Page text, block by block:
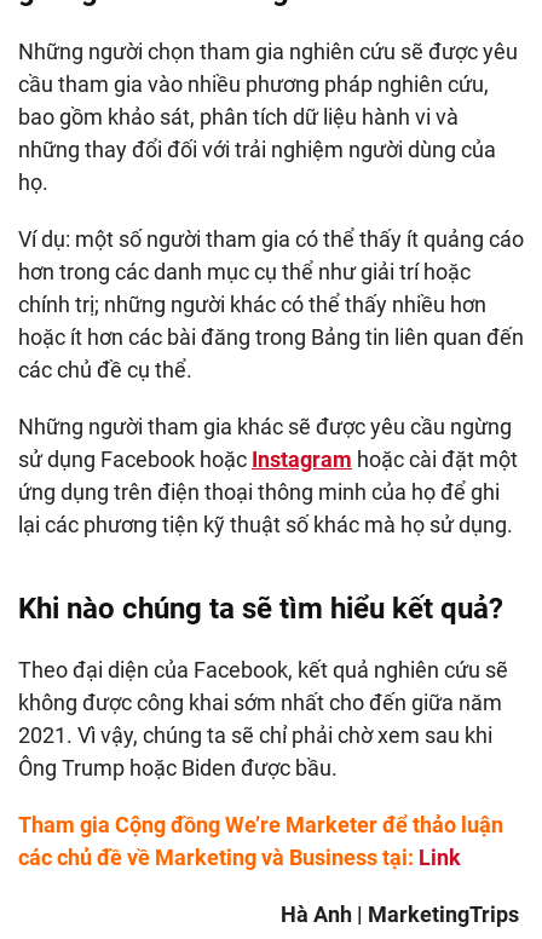
Những người chọn tham gia nghiên cứu sẽ được yêu
cầu tham gia vào nhiều phương pháp nghiên cứu,
bao gồm khảo sát, phân tích dữ liệu hành vi và
những thay đổi đối với trải nghiệm người dùng của
họ.
Ví dụ: một số người tham gia có thể thấy ít quảng cáo
hơn trong các danh mục cụ thể như giải trí hoặc
chính trị; những người khác có thể thấy nhiều hơn
hoặc ít hơn các bài đăng trong Bảng tin liên quan đến
các chủ đề cụ thể.
Những người tham gia khác sẽ được yêu cầu ngừng
sử dụng Facebook hoặc Instagram hoặc cài đặt một
ứng dụng trên điện thoại thông minh của họ để ghi
lại các phương tiện kỹ thuật số khác mà họ sử dụng.
Khi nào chúng ta sẽ tìm hiểu kết quả?
Theo đại diện của Facebook, kết quả nghiên cứu sẽ
không được công khai sớm nhất cho đến giữa năm
2021. Vì vậy, chúng ta sẽ chỉ phải chờ xem sau khi
Ông Trump hoặc Biden được bầu.
Tham gia Cộng đồng We’re Marketer để thảo luận
các chủ đề về Marketing và Business tại: Link
Hà Anh | MarketingTrips